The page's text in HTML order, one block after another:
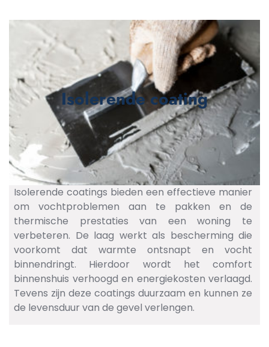
Isolerende coating
Isolerende coatings bieden een effectieve manier
om vochtproblemen aan te pakken en de
thermische prestaties van een woning te
verbeteren. De laag werkt als bescherming die
voorkomt dat warmte ontsnapt en vocht
binnendringt. Hierdoor wordt het comfort
binnenshuis verhoogd en energiekosten verlaagd.
Tevens zijn deze coatings duurzaam en kunnen ze
de levensduur van de gevel verlengen.